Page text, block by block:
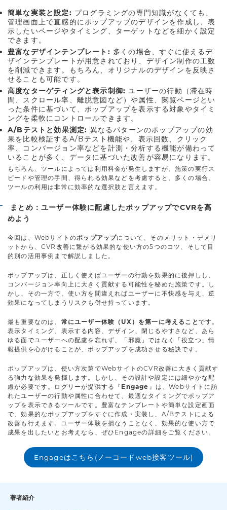
簡単な実装と設定: プログラミングの専門知識がなくても、
管理画面上で直感的にポップアップのデザインを作成し、表
示したいページやタイミング、ターゲットなどを細かく設定
できます。
豊富なデザインテンプレート: 多くの場合、すぐに使えるデ
ザインテンプレートが用意されており、デザイン制作の工数
を削減できます。もちろん、オリジナルのデザインを反映さ
せることも可能です。
高度なターゲティングと表示制御: ユーザーの行動（滞在時
間、スクロール率、離脱意図など）や属性、閲覧ページとい
った条件に基づいて、ポップアップを表示する対象やタイミ
ングを柔軟にコントロールできます。
A/Bテストと効果測定: 異なるパターンのポップアップの効
果を比較検証するA/Bテスト機能や、表示回数、クリック
率、コンバージョン率などを計測・分析する機能が備わって
いることが多く、データに基づいた改善が容易になります。
もちろん、ツールによっては利用料金が発生しますが、施策の実行ス
ピードや管理の手間、得られる効果などを考慮すると、多くの場合、
ツールの利用は非常に効率的な選択肢と言えます。
まとめ：ユーザー体験に配慮したポップアップでCVRを高
めよう
今回は、Webサイトのポップアップについて、そのメリット・デメリ
ットから、CVR改善に繋がる効果的な使い方の5つのコツ、そして目
的別の活用事例まで解説しました。
ポップアップは、正しく使えばユーザーの行動を効果的に後押しし、
コンバージョン率向上に大きく貢献する可能性を秘めた施策です。し
かし、その一方で、使い方を間違えればユーザーに不快感を与え、逆
効果になってしまうリスクも併せ持っています。
最も重要なのは、 常にユーザー体験（UX）を第一に考えること です。
表示タイミング、表示する内容、デザイン、閉じるやすさなど、あら
ゆる面でユーザーへの配慮を忘れず、「邪魔」ではなく「役立つ」情
報提供を心がけることが、ポップアップを成功させる秘訣です。
ポップアップは、使い方次第でWebサイトのCVR改善に大きく貢献す
る強力な効果を発揮します。しかし、その設計や設定には細やかな配
慮が必要です。ログリーが提供する『 Engage 』は、Webサイトに訪
れたユーザーの行動や属性に合わせて、最適なタイミングでポップア
ップを表示できるツールです。豊富なテンプレートや簡単な設定画面
で、効果的なポップアップをすぐに作成・実装し、A/Bテストによる
改善も行えます。ユーザー体験を損なうことなく、効果的な使い方で
成果を出したいとお考えなら、ぜひEngageの詳細をご覧ください。
Engageはこちら(ノーコードweb接客ツール)
著者紹介